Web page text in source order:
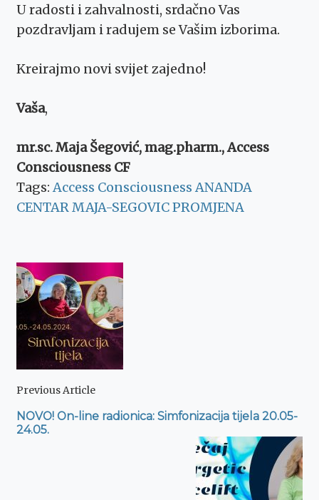
U radosti i zahvalnosti, srdačno Vas
pozdravljam i radujem se Vašim izborima.
Kreirajmo novi svijet zajedno!
Vaša,
mr.sc. Maja Šegović, mag.pharm., Access
Consciousness CF
Tags: Access Consciousness ANANDA
CENTARMAJA-SEGOVICPROMJENA
Post
Navigation
Previous Article
NOVO! On-line radionica: Simfonizacija tijela 20.05-
24.05.